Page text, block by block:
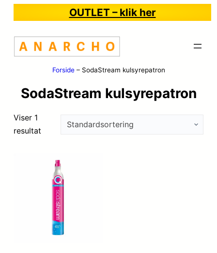
OUTLET – klik her
Forside– SodaStream kulsyrepatron
SodaStream kulsyrepatron
Viser 1
resultat